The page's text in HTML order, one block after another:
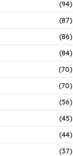
(94)
(87)
(86)
(84)
(70)
(70)
(56)
(45)
(44)
(37)